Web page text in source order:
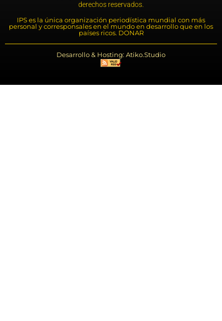
derechos reservados.
IPS es la única organización periodística mundial con más
personal y corresponsales en el mundo en desarrollo que en los
países ricos. DONAR
Desarrollo & Hosting: Atiko.Studio